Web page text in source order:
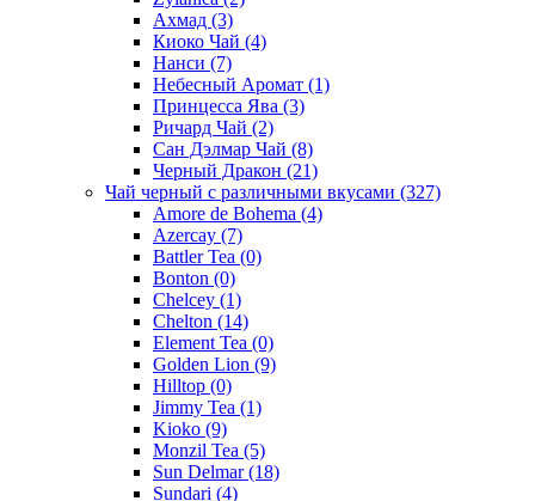
Ахмад (3)
Киоко Чай (4)
Нанси (7)
Небесный Аромат (1)
Принцесса Ява (3)
Ричард Чай (2)
Сан Дэлмар Чай (8)
Черный Дракон (21)
Чай черный с различными вкусами (327)
Amore de Bohema (4)
Azercay (7)
Battler Tea (0)
Bonton (0)
Chelcey (1)
Chelton (14)
Element Tea (0)
Golden Lion (9)
Hilltop (0)
Jimmy Tea (1)
Kioko (9)
Monzil Tea (5)
Sun Delmar(18)
Sundari (4)